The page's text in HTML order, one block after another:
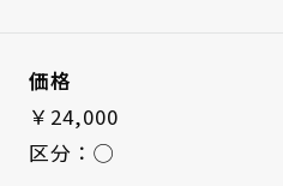
価格
￥24,000
区分：◯